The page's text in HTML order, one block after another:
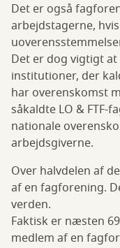
Det er også
arbejdstagerne,
Det er dog vigtigt
institutioner, der
har overenskomst
såkaldte LO &
nationale
arbejdsgiverne.
Over halvdelen af
af en fagforening.
verden.
Faktisk er næsten
medlem af en